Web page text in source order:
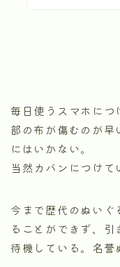
毎日使うスマホに
部の布が傷むのが
にはいかない。
当然カバンにつけて
今まで歴代のぬいぐ
ることができず、
待機している。名誉